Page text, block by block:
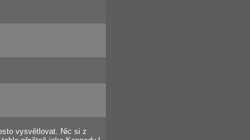
vysvětlovat. Nic si z